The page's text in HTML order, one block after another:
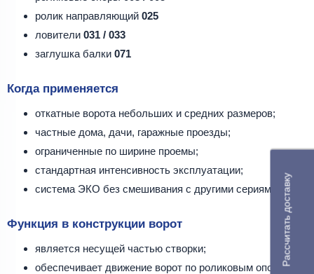
ролик направляющий 025
ловители 031 / 033
заглушка балки 071
Когда применяется
откатные ворота небольших и средних размеров;
частные дома, дачи, гаражные проезды;
ограниченные по ширине проемы;
стандартная интенсивность эксплуатации;
система ЭКО без смешивания с другими сериями.
Функция в конструкции ворот
является несущей частью створки;
обеспечивает движение ворот по роликовым опорам;
Рассчитать доставку